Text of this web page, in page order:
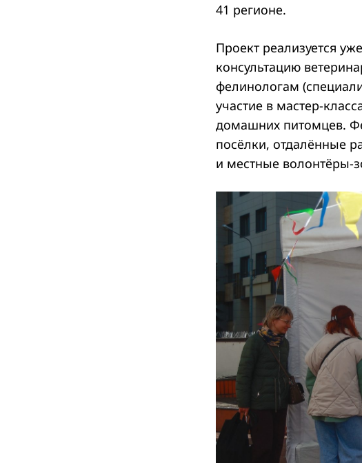
41 регионе.
Проект реализуется
консультацию
фелинологам
участие в мастер-
домашних питомцев.
посёлки, отдалённые
и местные волонтёры-